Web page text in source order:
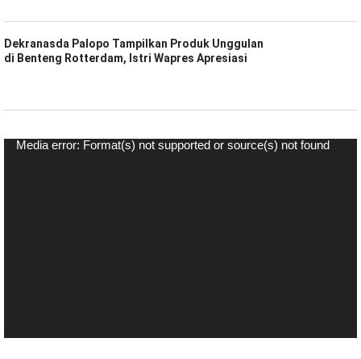
Dekranasda Palopo Tampilkan Produk Unggulan
di Benteng Rotterdam, Istri Wapres Apresiasi
Pemutar
Media error: Format(s) not supported or source(s) not found